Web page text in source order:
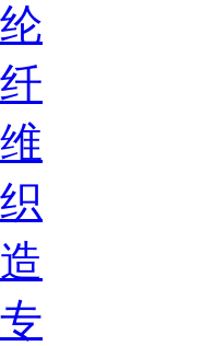
纶
纤
维
织
造
专